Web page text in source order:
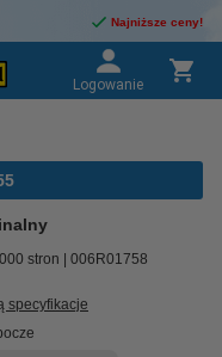
Najniższe ceny!
Logowanie
stron 006R01758
specyfikacje